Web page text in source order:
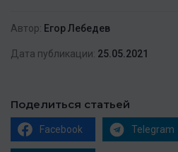
Автор: Егор Лебедев
Дата публикации: 25.05.2021
Поделиться статьей
Facebook Telegram